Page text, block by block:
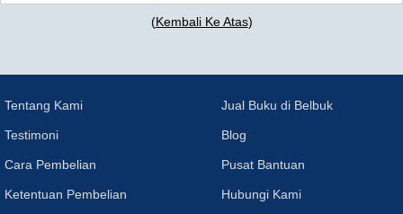
(Kembali Ke Atas)
Tentang Kami
Testimoni
Cara Pembelian
Ketentuan Pembelian
Jual Buku di Belbuk
Blog
Pusat Bantuan
Hubungi Kami